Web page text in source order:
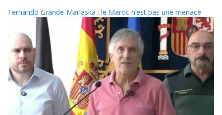
Fernando Grande-Marlaska : le Maroc n’est pas une menace